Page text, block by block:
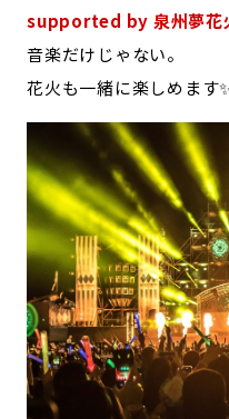
supported by 泉州夢花
音楽だけじゃない。
花火も一緒に楽しめます